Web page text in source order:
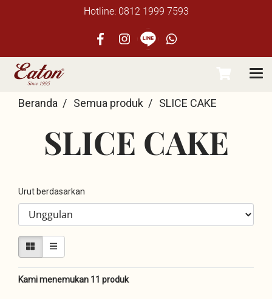
Hotline: 0812 1999 7593
Beranda Semua produk SLICE CAKE
SLICE CAKE
Urut berdasarkan
Kami menemukan 11 produk